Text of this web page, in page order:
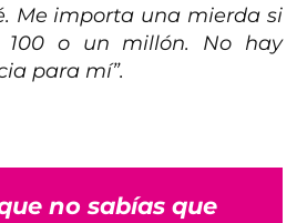
Me importa una mierda si
100 o un millón. No hay
para mí”.
no sabías que